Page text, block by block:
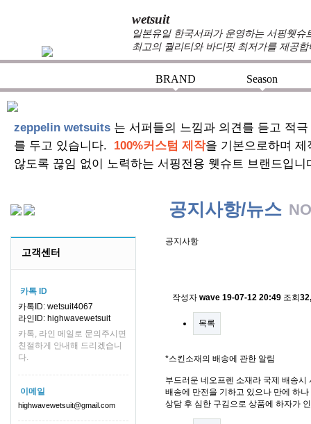
wetsuit
일본유일 한국서퍼가 운영하는 서핑웻
최고의 퀄리티와 바디핏 최저가를 제공합
BRAND
Season
zeppelin wetsuits 는 서퍼들의 느낌과 의견를 듣고 적
를 두고 있습니다. 100%커스텀 제작을 기본으로하며
않도록 끊임 없이 노력하는 서핑전용 웻슈트 브랜드입니
고객센터
카톡 ID
카톡ID: wetsuit4067
라인ID: highwavewetsuit
카톡, 라인 메일로 문의주시면
친절하게 안내해 드리겠습니
다.
이메일
highwavewetsuit@gmail.com
공지사항/뉴스
공지사항
작성자 wave 19-07-12 20:49 조회
목록
*스킨소재의 배송에 관한 알림
부드러운 네오프렌 소재라 국제 배송
배송에 만전을 기하고 있으나 만에 하
상담 후 심한 구김으로 상품에 하자가